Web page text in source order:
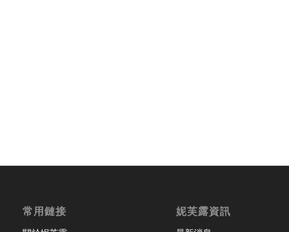
常用鏈接 妮芙露資訊